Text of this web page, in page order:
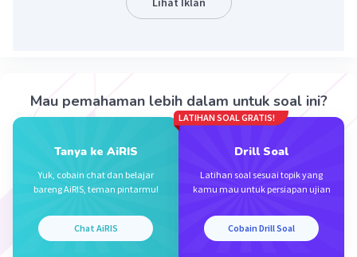
<=> 8! = (n-4)!
Mau pemahaman lebih dalam untuk soal ini?
Tanya ke AiRIS
Yuk, cobain chat dan belajar
bareng AiRIS, teman pintarmu!
Chat AiRIS
LATIHAN SOAL GRATIS!
Drill Soal
Latihan soal sesuai topik yang
kamu mau untuk persiapan ujian
Cobain Drill Soal